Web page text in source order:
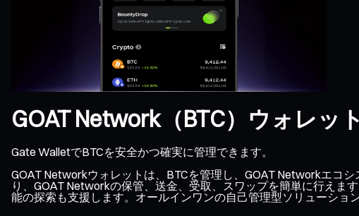
GOAT Network（BTC）ウォレット
Gate WalletでBTCを安全かつ確実に管理できます。
GOAT Networkウォレットは、BTCを管理し、GOAT Networkエコ
り、GOAT Networkの保管、送金、受取、スワップを簡単に行えま
能の探索も支援します。オールインワンの自己管理型ソリューショ